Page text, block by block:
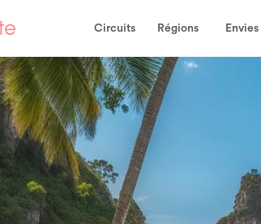
Circuits Régions Envies